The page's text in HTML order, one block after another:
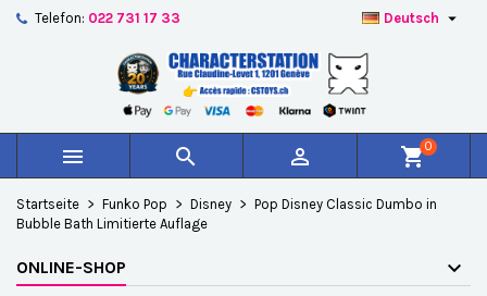
Telefon: 022 731 17 33 Deutsch 
   shopping_cart0
Startseite Funko Pop Disney
Pop Disney Classic Dumbo in
Bubble Bath Limitierte Auflage
ONLINE-SHOP
Create new list
Name der Wunschliste
Abbrechen Wunschliste erstellen
Sie müssen angemeldet sein, um Artikel Ihrer
Wunschliste hinzufügen zu können.